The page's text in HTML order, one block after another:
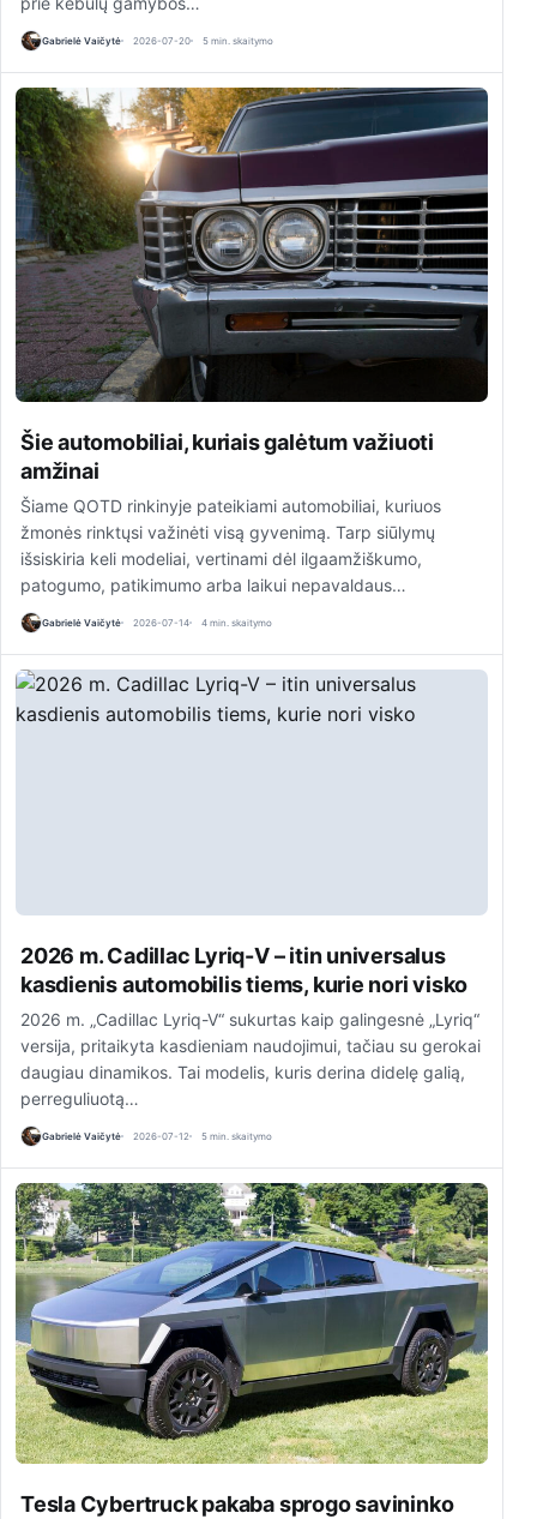
Gabrielė Vaičytė 2026-07-20 5 min. skaitymo
Šie automobiliai, kuriais galėtum važiuoti
amžinai
Šiame QOTD rinkinyje pateikiami automobiliai, kuriuos
žmonės rinktųsi važinėti visą gyvenimą. Tarp siūlymų
išsiskiria keli modeliai, vertinami dėl ilgaamžiškumo,
patogumo, patikimumo arba laikui nepavaldaus…
Gabrielė Vaičytė 2026-07-14 4 min. skaitymo
2026 m. Cadillac Lyriq-V – itin universalus
kasdienis automobilis tiems, kurie nori visko
2026 m. „Cadillac Lyriq-V“ sukurtas kaip galingesnė „Lyriq“
versija, pritaikyta kasdieniam naudojimui, tačiau su gerokai
daugiau dinamikos. Tai modelis, kuris derina didelę galią,
perreguliuotą…
Gabrielė Vaičytė 2026-07-12 5 min. skaitymo
Tesla Cybertruck pakaba sprogo savininko